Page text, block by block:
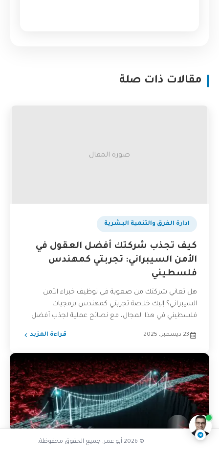
مقالات ذات صلة
صورة المقال
ادارة الفرق والتنمية البشرية
كيف تجذب شركتك أفضل العقول في
الأمن السيبراني: تجربتي كمهندس
فلسطيني
هل تعاني شركتك من صعوبة في توظيف خبراء الأمن
السيبراني؟ إليك خلاصة تجربتي كمهندس برمجيات
فلسطيني في هذا المجال، مع نصائح عملية لجذب أفضل
23 ديسمبر، 2025 قراءة المزيد
تفاعل مع الذكاء الاصطناعي
ناقشنا على تليجرام @AbuOmarTech_bot
© 2026 أبو عمر. جميع الحقوق محفوظة.